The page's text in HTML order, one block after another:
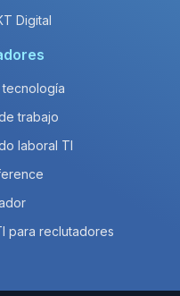
Digital
trabajo
laboral TI
para reclutadores